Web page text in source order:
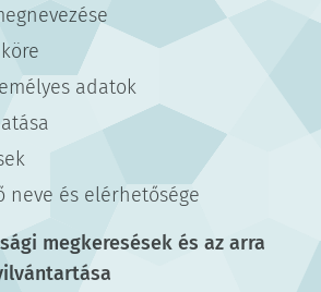
adatok
neve és elérhetősége
megkeresések és az arra